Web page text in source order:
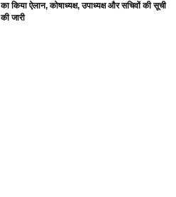
का किया ऐलान, कोषाध्यक्ष, उपाध्यक्ष और सचिवों की सूची
की जारी